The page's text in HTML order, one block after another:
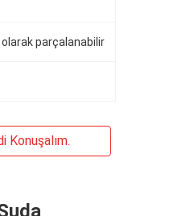
parçalanabilir
Konuşalım.